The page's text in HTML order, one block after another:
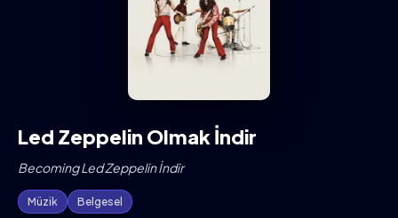
Led Zeppelin Olmak İndir
Becoming Led Zeppelin İndir
Müzik Belgesel